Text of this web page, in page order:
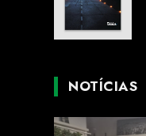
NOTÍCIAS